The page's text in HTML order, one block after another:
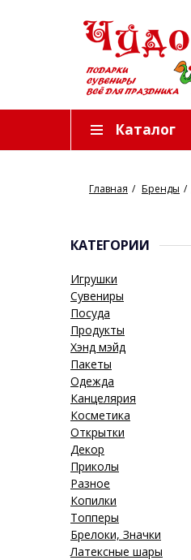
Каталог
Главная Бренды
КАТЕГОРИИ
Игрушки
Сувениры
Посуда
Продукты
Хэнд мэйд
Пакеты
Одежда
Канцелярия
Косметика
Открытки
Декор
Приколы
Разное
Копилки
Топперы
Брелоки, Значки
Латексные шары